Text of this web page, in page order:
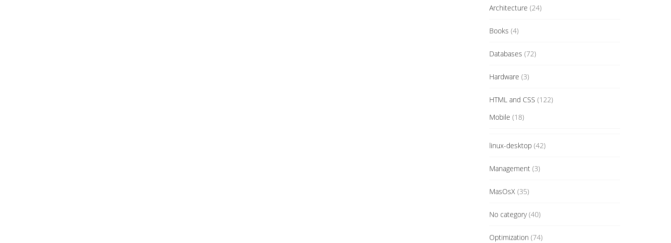
Architecture (24)
Books (4)
Databases (72)
Hardware (3)
HTML and CSS (122)
Mobile (18)
linux-desktop(42)
Management(3)
MasOsX(35)
No category(40)
Optimization (74)